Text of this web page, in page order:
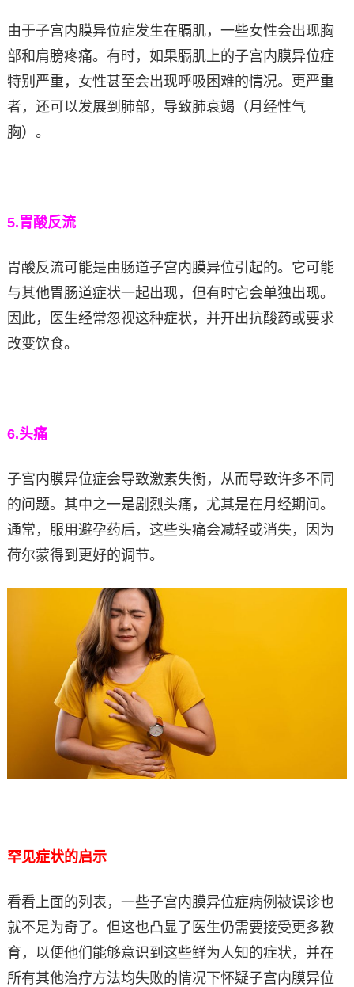
由于子宫内膜异位症发生在膈肌，一些女性会出现胸
部和肩膀疼痛。有时，如果膈肌上的子宫内膜异位症
特别严重，女性甚至会出现呼吸困难的情况。更严重
者，还可以发展到肺部，导致肺衰竭（月经性气
胸）。
5.胃酸反流
胃酸反流可能是由肠道子宫内膜异位引起的。它可能
与其他胃肠道症状一起出现，但有时它会单独出现。
因此，医生经常忽视这种症状，并开出抗酸药或要求
改变饮食。
6.头痛
子宫内膜异位症会导致激素失衡，从而导致许多不同
的问题。其中之一是剧烈头痛，尤其是在月经期间。
通常，服用避孕药后，这些头痛会减轻或消失，因为
荷尔蒙得到更好的调节。
罕见症状的启示
看看上面的列表，一些子宫内膜异位症病例被误诊也
就不足为奇了。但这也凸显了医生仍需要接受更多教
育，以便他们能够意识到这些鲜为人知的症状，并在
所有其他治疗方法均失败的情况下怀疑子宫内膜异位